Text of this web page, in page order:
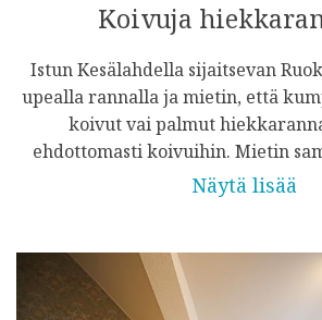
Koivuja
Istun Kesälahdella sijaitsevan
upealla rannalla ja mietin, että
koivut vai palmut
ehdottomasti koivuihin. Mietin
Näytä lisää